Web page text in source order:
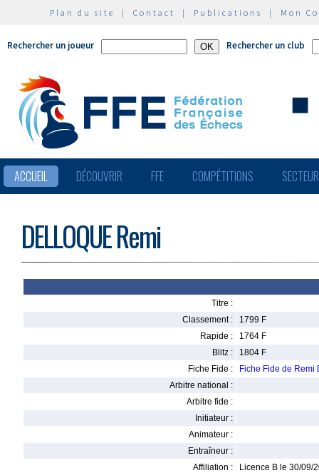
Plan du site | Contact | Publications | Mon
Rechercher un joueur Rechercher un club
ACCUEIL DÉCOUVRIR FFE COMPÉTITIONS
DELLOQUE Remi
Titre :
Classement :
1799 F
Rapide :
1764 F
Blitz :
1804 F
Fiche Fide :
Fiche Fide de Remi
Arbitre national :
Arbitre fide :
Initiateur :
Animateur :
Entraîneur :
Affiliation :
Licence B le 30/09/